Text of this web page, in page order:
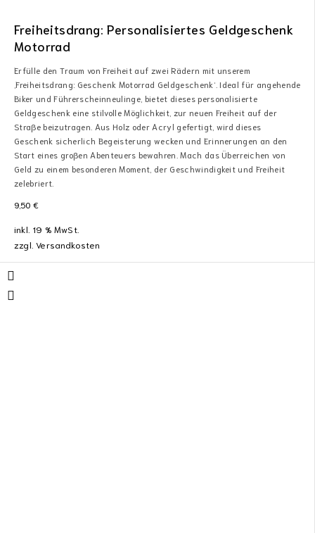
Freiheitsdrang: Personalisiertes Geldgeschenk
Motorrad
Erfülle den Traum von Freiheit auf zwei Rädern mit unserem
‚Freiheitsdrang: Geschenk Motorrad Geldgeschenk‘. Ideal für angehende
Biker und Führerscheinneulinge, bietet dieses personalisierte
Geldgeschenk eine stilvolle Möglichkeit, zur neuen Freiheit auf der
Straße beizutragen. Aus Holz oder Acryl gefertigt, wird dieses
Geschenk sicherlich Begeisterung wecken und Erinnerungen an den
Start eines großen Abenteuers bewahren. Mach das Überreichen von
Geld zu einem besonderen Moment, der Geschwindigkeit und Freiheit
zelebriert.
9,50 €
inkl. 19 % MwSt.
zzgl.Versandkosten